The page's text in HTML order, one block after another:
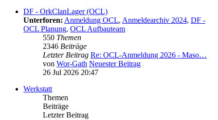
DF - OrkClanLager (OCL)
Unterforen: Anmeldung OCL, Anmeldearchiv 2024, DF -
OCL Planung, OCL Aufbauteam
550 Themen
2346 Beiträge
Letzter Beitrag Re: OCL-Anmeldung 2026 - Maso…
von Wor-Gath Neuester Beitrag
26 Jul 2026 20:47
Werkstatt
Themen
Beiträge
Letzter Beitrag